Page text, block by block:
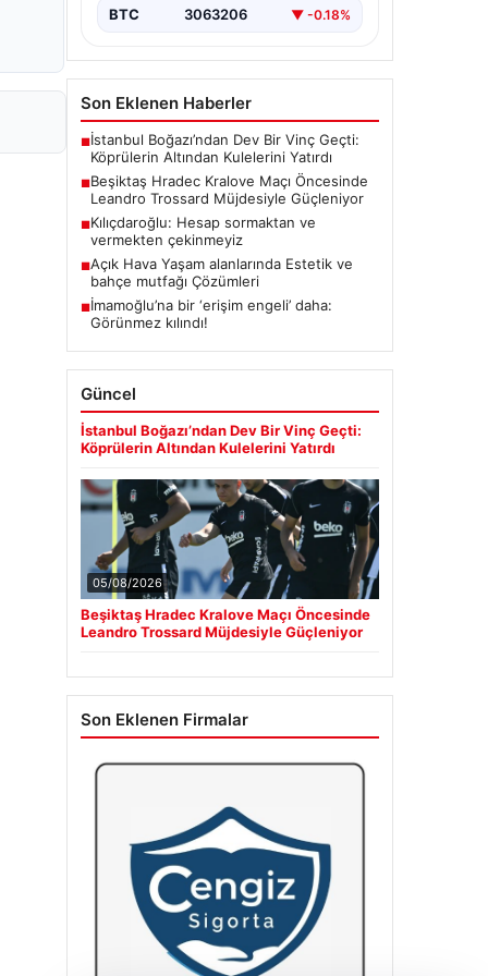
BTC 3063206 ▼ -0.18%
Son Eklenen Haberler
■İstanbul Boğazı’ndan Dev Bir Vinç Geçti:
Köprülerin Altından Kulelerini Yatırdı
■Beşiktaş Hradec Kralove Maçı Öncesinde
Leandro Trossard Müjdesiyle Güçleniyor
■Kılıçdaroğlu: Hesap sormaktan ve
vermekten çekinmeyiz
■Açık Hava Yaşam alanlarında Estetik ve
bahçe mutfağı Çözümleri
■İmamoğlu’na bir ‘erişim engeli’ daha:
Görünmez kılındı!
Güncel
İstanbul Boğazı’ndan Dev Bir Vinç Geçti:
Köprülerin Altından Kulelerini Yatırdı
05/08/2026
Beşiktaş Hradec Kralove Maçı Öncesinde
Leandro Trossard Müjdesiyle Güçleniyor
Son Eklenen Firmalar